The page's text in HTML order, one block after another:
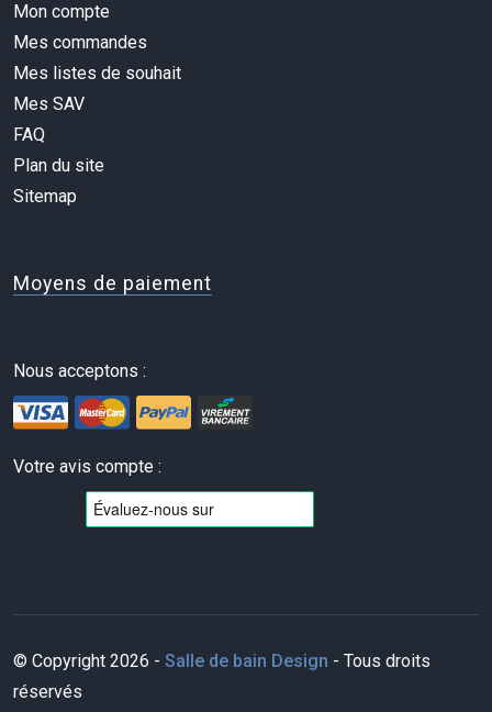
Mon compte
Mes commandes
Mes listes de souhait
Mes SAV
FAQ
Plan du site
Sitemap
Moyens de paiement
Nous acceptons :
Votre avis compte :
© Copyright 2026 - Salle de bain Design - Tous droits
réservés